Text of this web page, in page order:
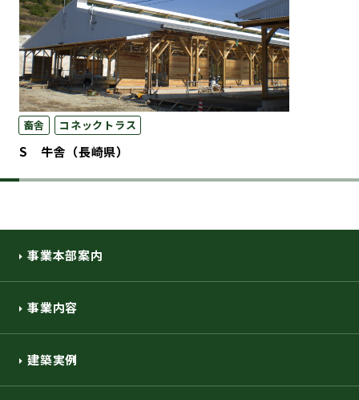
畜舎 コネックトラス
S 牛舎（長崎県）
事業本部案内
事業内容
建築実例